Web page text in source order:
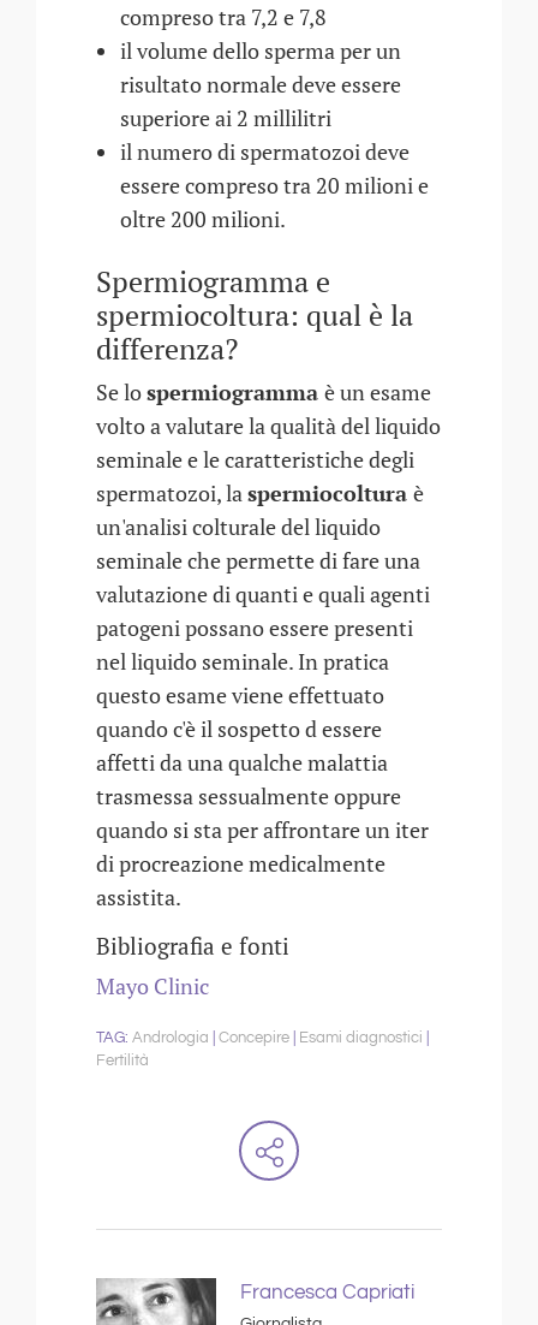
compreso tra 7,2 e 7,8
il volume dello sperma per un
risultato normale deve essere
superiore ai 2 millilitri
il numero di spermatozoi deve
essere compreso tra 20 milioni e
oltre 200 milioni.
Spermiogramma e
spermiocoltura: qual è la
differenza?
Se lospermiogramma è un esame
volto a valutare la qualità del liquido
seminale e le caratteristiche degli
spermatozoi, laspermiocoltura è
un'analisi colturale del liquido
seminale che permette di fare una
valutazione di quanti e quali agenti
patogeni possano essere presenti
nel liquido seminale. In pratica
questo esame viene effettuato
quando c'è il sospetto d essere
affetti da una qualche malattia
trasmessa sessualmente oppure
quando si sta per affrontare un iter
di procreazione medicalmente
assistita.
Bibliografia e fonti
Mayo Clinic
Andrologia Concepire
Esami diagnostici
Fertilità
Francesca Capriati